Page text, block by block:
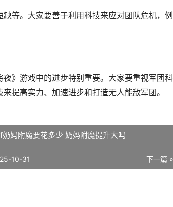
等。大家要善于利用科技来应对团队危机，
》游戏中的进步特别重要。大家要重视军团
提高实力、加速进步和打造无人能敌军团。
奶妈附魔要花多少 奶妈附魔提升大吗
下一篇 »
10-31